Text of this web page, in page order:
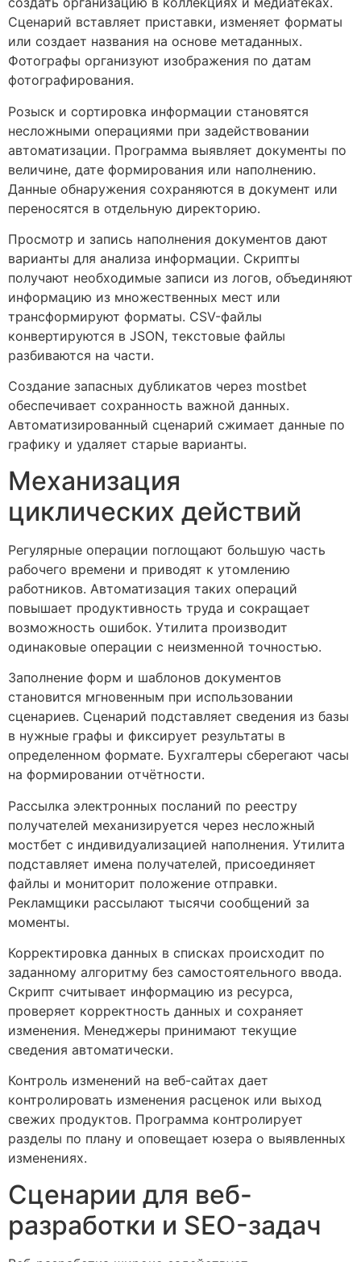
Сценарий вставляет приставки, изменяет форматы
или создает названия на основе метаданных.
Фотографы организуют изображения по датам
фотографирования.
Розыск и сортировка информации становятся
несложными операциями при задействовании
автоматизации. Программа выявляет документы по
величине, дате формирования или наполнению.
Данные обнаружения сохраняются в документ или
переносятся в отдельную директорию.
Просмотр и запись наполнения документов дают
варианты для анализа информации. Скрипты
получают необходимые записи из логов, объединяют
информацию из множественных мест или
трансформируют форматы. CSV-файлы
конвертируются в JSON, текстовые файлы
разбиваются на части.
Создание запасных дубликатов через mostbet
обеспечивает сохранность важной данных.
Автоматизированный сценарий сжимает данные по
графику и удаляет старые варианты.
Механизация
циклических действий
Регулярные операции поглощают большую часть
рабочего времени и приводят к утомлению
работников. Автоматизация таких операций
повышает продуктивность труда и сокращает
возможность ошибок. Утилита производит
одинаковые операции с неизменной точностью.
Заполнение форм и шаблонов документов
становится мгновенным при использовании
сценариев. Сценарий подставляет сведения из базы
в нужные графы и фиксирует результаты в
определенном формате. Бухгалтеры сберегают часы
на формировании отчётности.
Рассылка электронных посланий по реестру
получателей механизируется через несложный
мостбет с индивидуализацией наполнения. Утилита
подставляет имена получателей, присоединяет
файлы и мониторит положение отправки.
Рекламщики рассылают тысячи сообщений за
моменты.
Корректировка данных в списках происходит по
заданному алгоритму без самостоятельного ввода.
Скрипт считывает информацию из ресурса,
проверяет корректность данных и сохраняет
изменения. Менеджеры принимают текущие
сведения автоматически.
Контроль изменений на веб-сайтах дает
контролировать изменения расценок или выход
свежих продуктов. Программа контролирует
разделы по плану и оповещает юзера о выявленных
изменениях.
Сценарии для веб-
разработки и SEO-задач